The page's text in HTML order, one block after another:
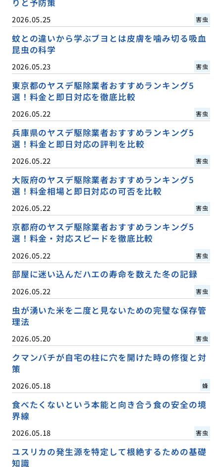
りと予防策
2026.05.25 害虫
蚊との違いから学ぶブヨとは皮膚を噛み切る吸血
昆虫の科学
2026.05.23 害虫
東京都のヤスデ駆除業者おすすめランキング5
選！料金と即日対応を徹底比較
2026.05.22 害虫
兵庫県のヤスデ駆除業者おすすめランキング5
選！料金と即日対応の評判を比較
2026.05.22 害虫
大阪府のヤスデ駆除業者おすすめランキング5
選！料金相場と即日対応の可否を比較
2026.05.22 害虫
京都府のヤスデ駆除業者おすすめランキング5
選！料金・対応スピードを徹底比較
2026.05.22 害虫
部屋に迷い込んだハエの寿命を数えた冬の記録
2026.05.22 害虫
虫が湧いた米を二度と見ないための完璧な保存管
理法
2026.05.20 害虫
クマンバチが自宅の柱に穴を開けた時の修復と対
策
2026.05.18 蜂
食べたくないという本能と向き合う食の安全の境
界線
2026.05.18 害虫
ユスリカの発生源を特定して根絶するための基礎
知識